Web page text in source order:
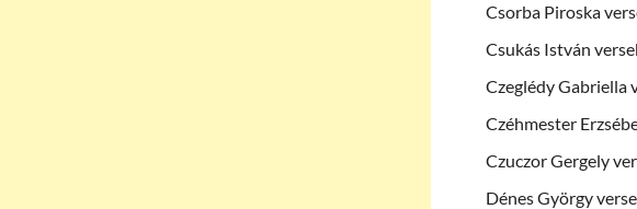
Csorba Piroska
Csukás István
Czeglédy Gabriella
Czéhmester
Czuczor Gergely
Dénes György